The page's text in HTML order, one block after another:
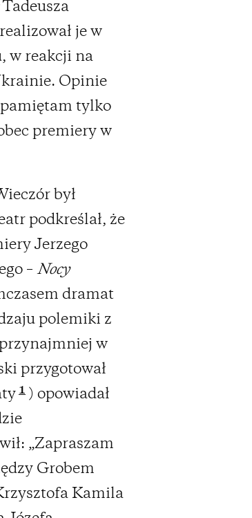
je w
w reakcji na
Opinie
pamiętam tylko
premiery w
był
podkreślał, że
Jerzego
– Nocy
dramat
polemiki z
w
przygotował
1 ) opowiadał
„Zapraszam
Grobem
Kamila